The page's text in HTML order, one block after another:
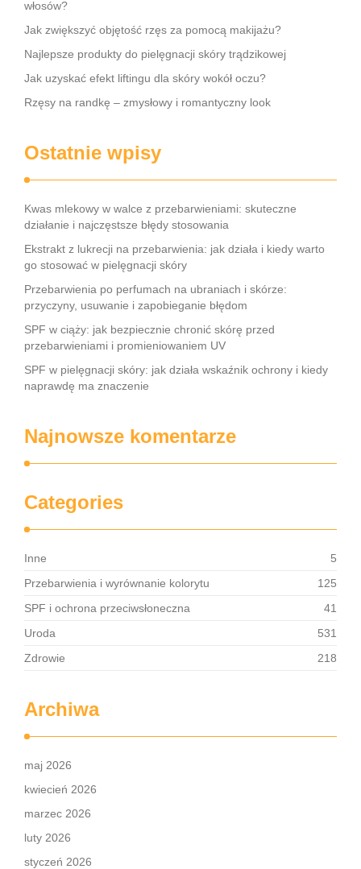
włosów?
Jak zwiększyć objętość rzęs za pomocą makijażu?
Najlepsze produkty do pielęgnacji skóry trądzikowej
Jak uzyskać efekt liftingu dla skóry wokół oczu?
Rzęsy na randkę – zmysłowy i romantyczny look
Ostatnie wpisy
Kwas mlekowy w walce z przebarwieniami: skuteczne
działanie i najczęstsze błędy stosowania
Ekstrakt z lukrecji na przebarwienia: jak działa i kiedy warto
go stosować w pielęgnacji skóry
Przebarwienia po perfumach na ubraniach i skórze:
przyczyny, usuwanie i zapobieganie błędom
SPF w ciąży: jak bezpiecznie chronić skórę przed
przebarwieniami i promieniowaniem UV
SPF w pielęgnacji skóry: jak działa wskaźnik ochrony i kiedy
naprawdę ma znaczenie
Najnowsze komentarze
Categories
Inne
5
Przebarwienia i wyrównanie kolorytu
125
SPF i ochrona przeciwsłoneczna
41
Uroda
531
Zdrowie
218
Archiwa
maj 2026
kwiecień 2026
marzec 2026
luty 2026
styczeń 2026